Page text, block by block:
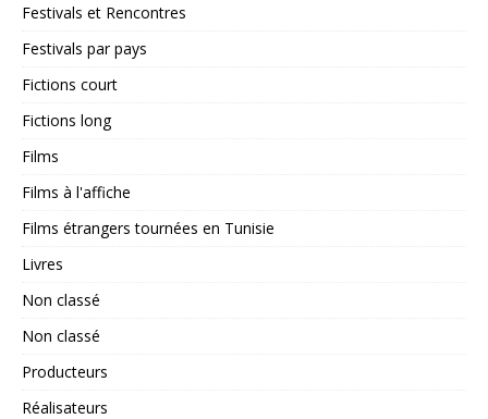
Festivals et Rencontres
Festivals par pays
Fictions court
Fictions long
Films
Films à l'affiche
Films étrangers tournées en Tunisie
Livres
Non classé
Non classé
Producteurs
Réalisateurs